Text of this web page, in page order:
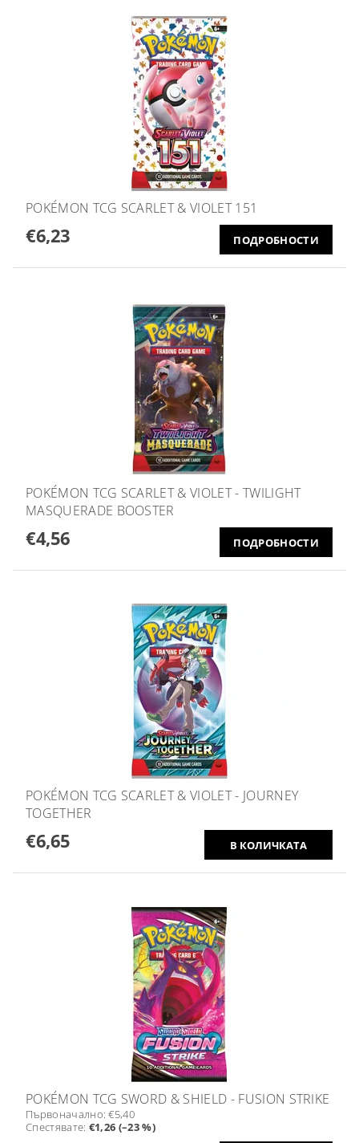
POKÉMON TCG SCARLET & VIOLET 151
€6,23 ПОДРОБНОСТИ
POKÉMON TCG SCARLET & VIOLET - TWILIGHT
MASQUERADE BOOSTER
€4,56 ПОДРОБНОСТИ
POKÉMON TCG SCARLET & VIOLET - JOURNEY
TOGETHER
€6,65
POKÉMON TCG SWORD & SHIELD - FUSION STRIKE
Първоначално:€5,40
Спестявате: €1,26 (–23 %)